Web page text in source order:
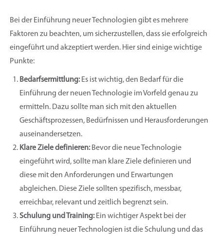
Bei der Einführung neuer Technologien gibt es mehrere
Faktoren zu beachten, um sicherzustellen, dass sie erfolgreich
eingeführt und akzeptiert werden. Hier sind einige wichtige
Punkte:
Bedarfsermittlung:Es ist wichtig, den Bedarf für die
Einführung der neuen Technologie im Vorfeld genau zu
ermitteln. Dazu sollte man sich mit den aktuellen
Geschäftsprozessen, Bedürfnissen und Herausforderungen
auseinandersetzen.
Klare Ziele definieren:Bevor die neue Technologie
eingeführt wird, sollte man klare Ziele definieren und
diese mit den Anforderungen und Erwartungen
abgleichen. Diese Ziele sollten spezifisch, messbar,
erreichbar, relevant und zeitlich begrenzt sein.
Schulung und Training:Ein wichtiger Aspekt bei der
Einführung neuer Technologien ist die Schulung und das